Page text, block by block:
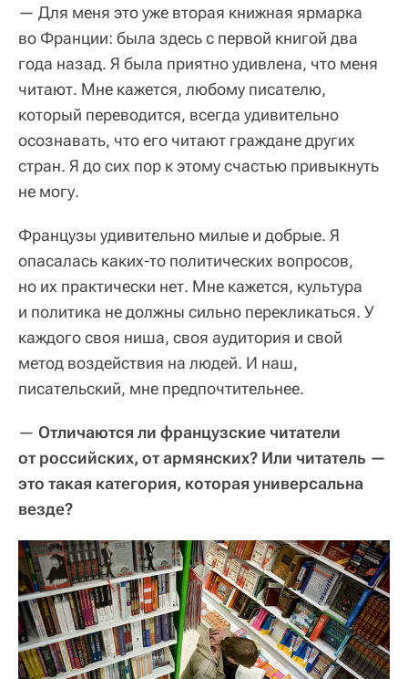
— Для меня это уже вторая книжная ярмарка
во Франции: была здесь с первой книгой два
года назад. Я была приятно удивлена, что меня
читают. Мне кажется, любому писателю,
который переводится, всегда удивительно
осознавать, что его читают граждане других
стран. Я до сих пор к этому счастью привыкнуть
не могу.
Французы удивительно милые и добрые. Я
опасалась каких-то политических вопросов,
но их практически нет. Мне кажется, культура
и политика не должны сильно перекликаться. У
каждого своя ниша, своя аудитория и свой
метод воздействия на людей. И наш,
писательский, мне предпочтительнее.
— Отличаются ли французские читатели
от российских, от армянских? Или читатель —
это такая категория, которая универсальна
везде?